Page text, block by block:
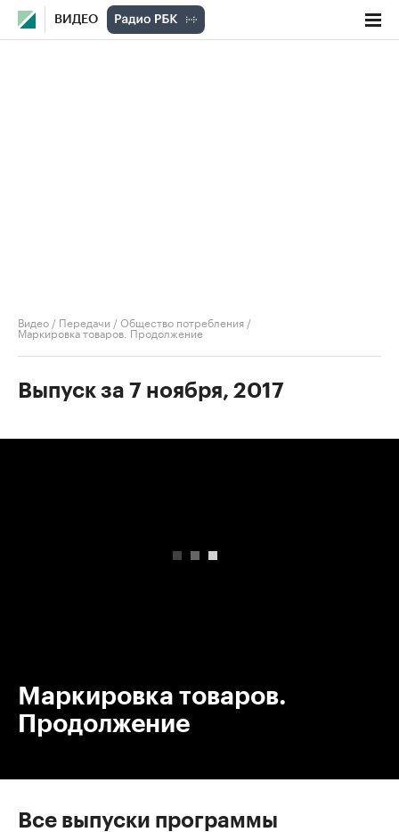
ВИДЕО
Видео / Передачи /Общество потребления /
Маркировка товаров. Продолжение
Выпуск за 7 ноября, 2017
Маркировка товаров.
Продолжение
Все выпуски программы